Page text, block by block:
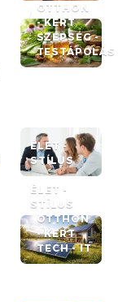
OTTHON
- KERT
SZÉPSÉG -
TESTÁPOLÁS
ÉLET -
STÍLUS
ÉLET -
STÍLUS
OTTHON
- KERT
TECH - IT